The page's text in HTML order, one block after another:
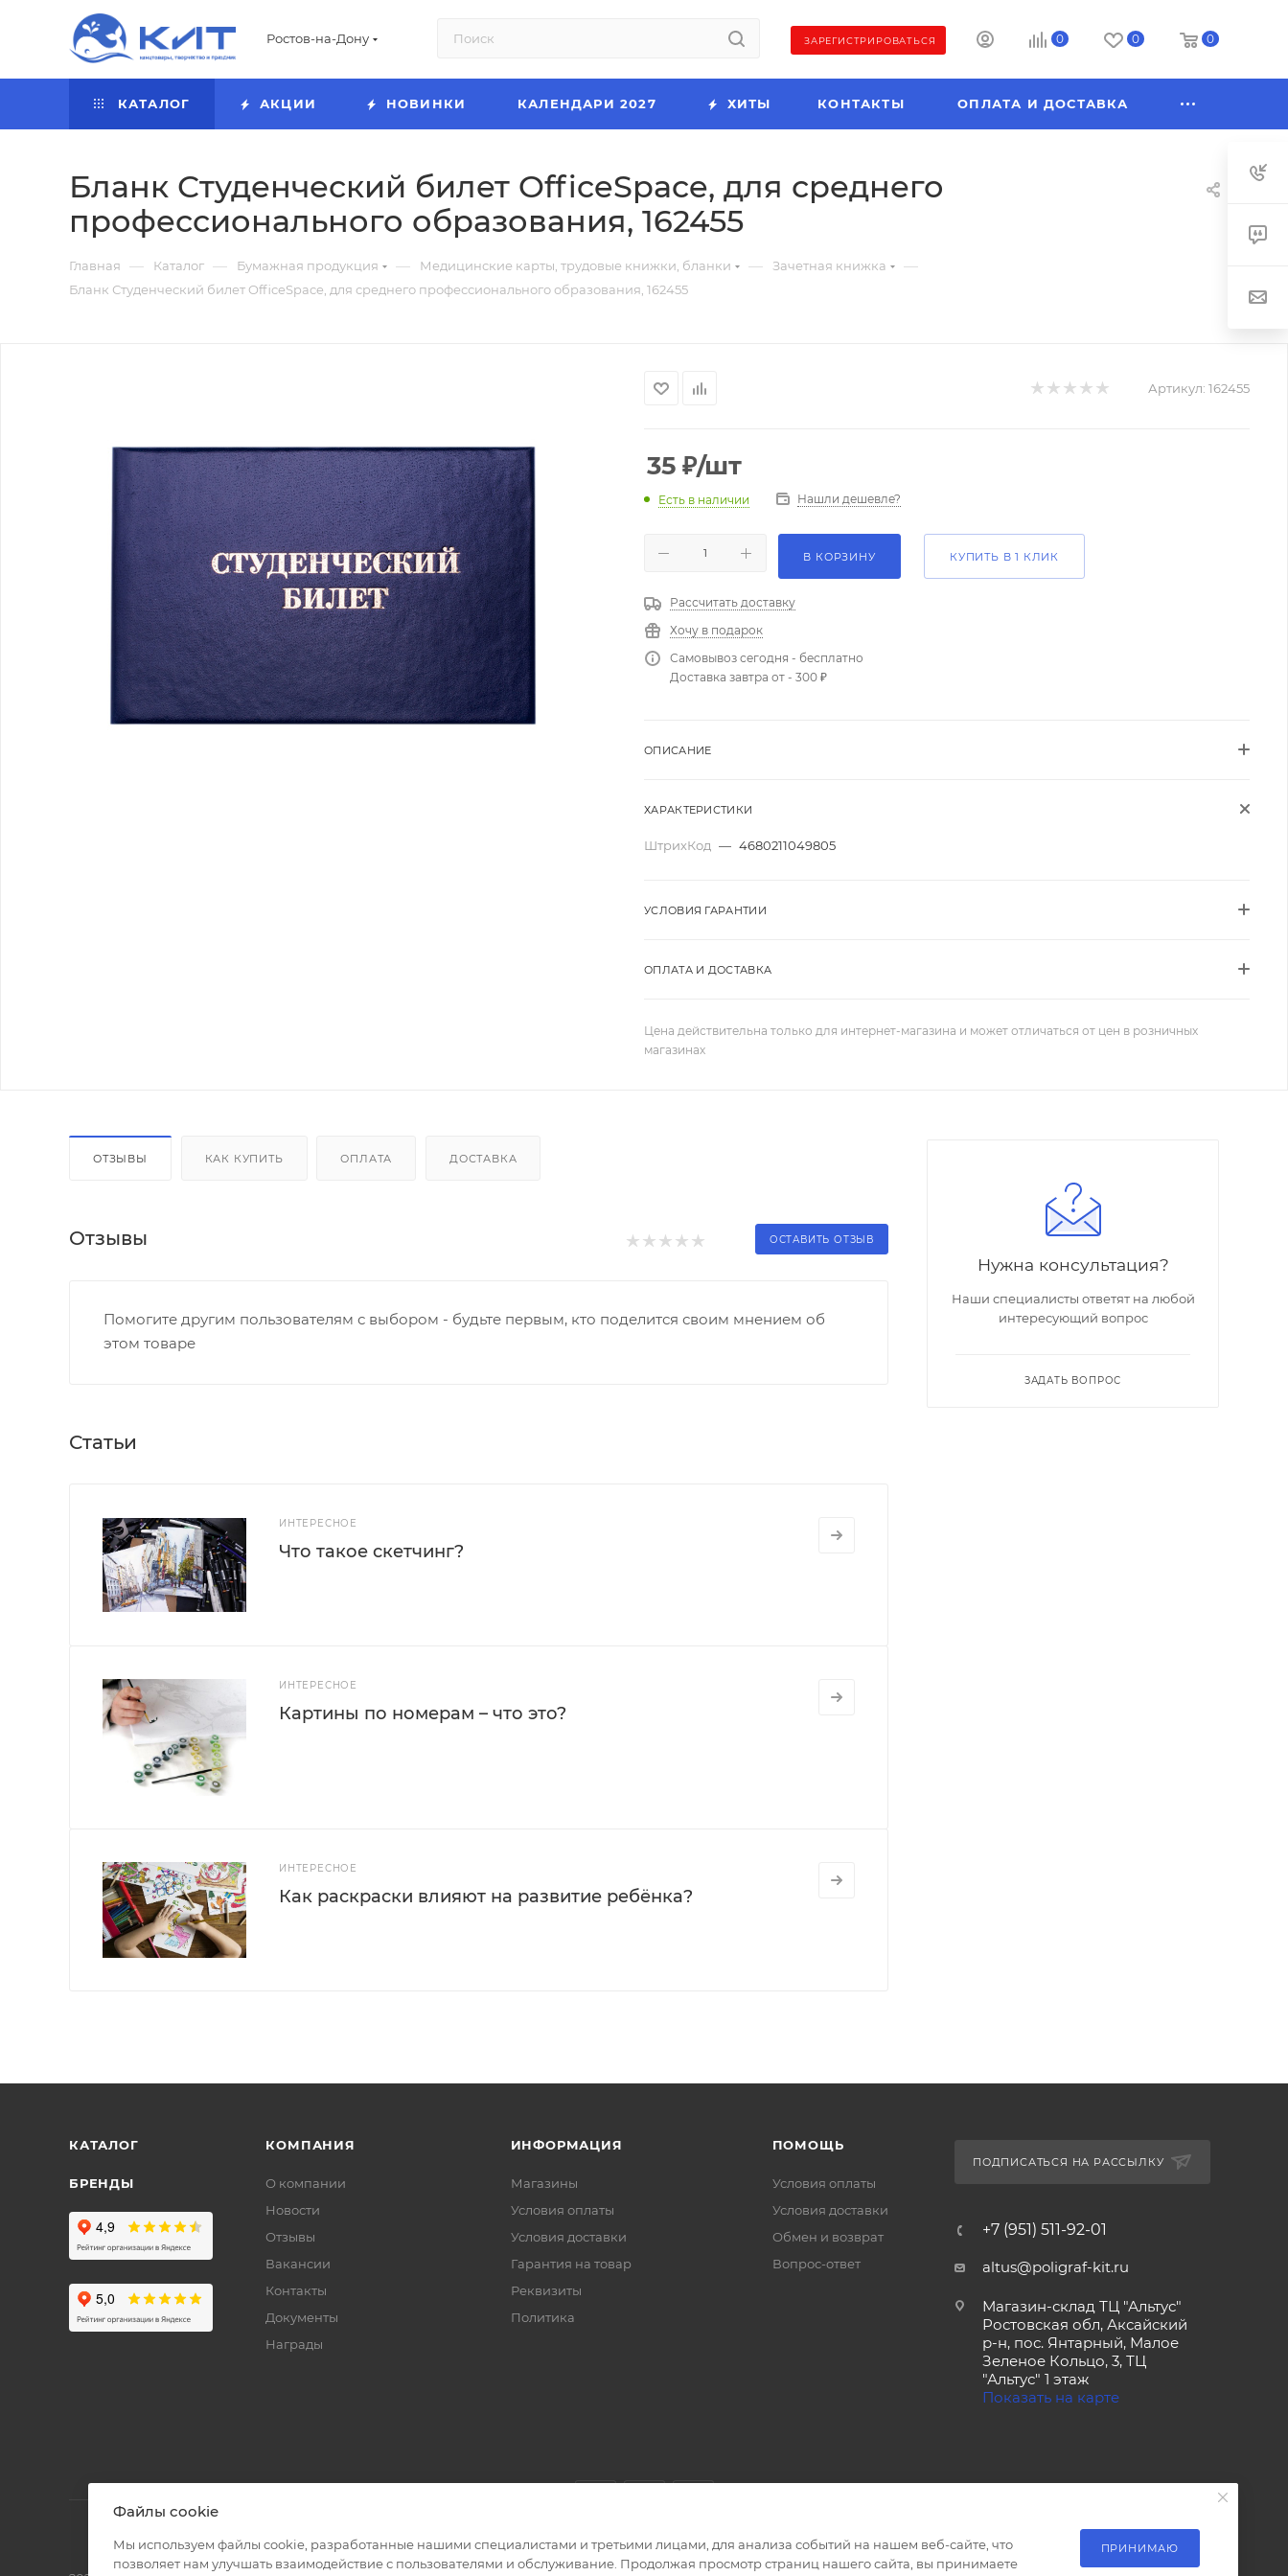
Ростов-на-Дону ЗАРЕГИСТРИРОВАТЬСЯ 0 0 0
КАТАЛОГ АКЦИИ НОВИНКИ КАЛЕНДАРИ 2027 ХИТЫ КОНТАКТЫ ОПЛАТА И ДОСТАВКА
Бланк Студенческий билет OfficeSpace, для среднего
профессионального образования, 162455
Главная — Каталог — Бумажная продукция — Медицинские карты, трудовые книжки, бланки — Зачетная книжка —
Бланк Студенческий билет OfficeSpace, для среднего профессионального образования, 162455
Артикул: 162455
35 ₽/шт
Есть в наличии Нашли дешевле?
В КОРЗИНУ КУПИТЬ В 1 КЛИК
Рассчитать доставку
Хочу в подарок
Самовывоз сегодня - бесплатно
Доставка завтра от - 300 ₽
ОПИСАНИЕ
ХАРАКТЕРИСТИКИ
ШтрихКод — 4680211049805
УСЛОВИЯ ГАРАНТИИ
ОПЛАТА И ДОСТАВКА
Цена действительна только для интернет-магазина и может отличаться от цен в розничных
магазинах
ОТЗЫВЫ КАК КУПИТЬ ОПЛАТА ДОСТАВКА
Отзывы ОСТАВИТЬ ОТЗЫВ
Помогите другим пользователям с выбором - будьте первым, кто поделится своим мнением об
этом товаре
Статьи
ИНТЕРЕСНОЕ
Что такое скетчинг?
ИНТЕРЕСНОЕ
Картины по номерам – что это?
ИНТЕРЕСНОЕ
Как раскраски влияют на развитие ребёнка?
Нужна консультация?
Наши специалисты ответят на любой
интересующий вопрос
ЗАДАТЬ ВОПРОС
КАТАЛОГ
БРЕНДЫ
КОМПАНИЯ
О компании
Новости
Отзывы
Вакансии
Контакты
Документы
Награды
ИНФОРМАЦИЯ
Магазины
Условия оплаты
Условия доставки
Гарантия на товар
Реквизиты
Политика
ПОМОЩЬ
Условия оплаты
Условия доставки
Обмен и возврат
Вопрос-ответ
ПОДПИСАТЬСЯ НА РАССЫЛКУ
+7 (951) 511-92-01
altus@poligraf-kit.ru
Магазин-склад ТЦ "Альтус"
Ростовская обл, Аксайский
р-н, пос. Янтарный, Малое
Зеленое Кольцо, 3, ТЦ
"Альтус" 1 этаж
Показать на карте
Файлы cookie
Мы используем файлы cookie, разработанные нашими специалистами и третьими лицами, для анализа событий на нашем веб-сайте, что
позволяет нам улучшать взаимодействие с пользователями и обслуживание. Продолжая просмотр страниц нашего сайта, вы принимаете
ПРИНИМАЮ